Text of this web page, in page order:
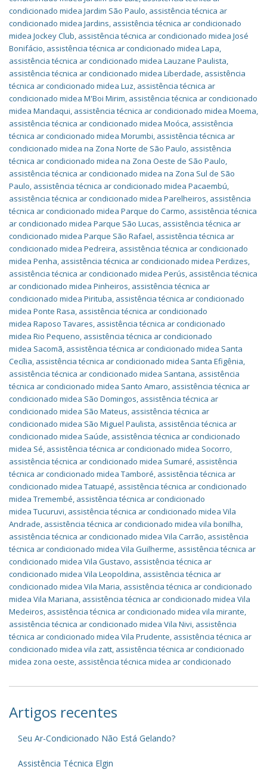
condicionado midea Jardim São Paulo, assistência técnica ar
condicionado midea Jardins, assistência técnica ar condicionado
midea Jockey Club, assistência técnica ar condicionado midea José
Bonifácio, assistência técnica ar condicionado midea Lapa,
assistência técnica ar condicionado midea Lauzane Paulista,
assistência técnica ar condicionado midea Liberdade, assistência
técnica ar condicionado midea Luz, assistência técnica ar
condicionado midea M'Boi Mirim, assistência técnica ar condicionado
midea Mandaqui, assistência técnica ar condicionado midea Moema,
assistência técnica ar condicionado midea Moóca, assistência
técnica ar condicionado midea Morumbi, assistência técnica ar
condicionado midea na Zona Norte de São Paulo, assistência
técnica ar condicionado midea na Zona Oeste de São Paulo,
assistência técnica ar condicionado midea na Zona Sul de São
Paulo, assistência técnica ar condicionado midea Pacaembú,
assistência técnica ar condicionado midea Parelheiros, assistência
técnica ar condicionado midea Parque do Carmo, assistência técnica
ar condicionado midea Parque São Lucas, assistência técnica ar
condicionado midea Parque São Rafael, assistência técnica ar
condicionado midea Pedreira, assistência técnica ar condicionado
midea Penha, assistência técnica ar condicionado midea Perdizes,
assistência técnica ar condicionado midea Perús, assistência técnica
ar condicionado midea Pinheiros, assistência técnica ar
condicionado midea Pirituba, assistência técnica ar condicionado
midea Ponte Rasa, assistência técnica ar condicionado
midea Raposo Tavares, assistência técnica ar condicionado
midea Rio Pequeno, assistência técnica ar condicionado
midea Sacomã, assistência técnica ar condicionado midea Santa
Cecília, assistência técnica ar condicionado midea Santa Efigênia,
assistência técnica ar condicionado midea Santana, assistência
técnica ar condicionado midea Santo Amaro, assistência técnica ar
condicionado midea São Domingos, assistência técnica ar
condicionado midea São Mateus, assistência técnica ar
condicionado midea São Miguel Paulista, assistência técnica ar
condicionado midea Saúde, assistência técnica ar condicionado
midea Sé, assistência técnica ar condicionado midea Socorro,
assistência técnica ar condicionado midea Sumaré, assistência
técnica ar condicionado midea Tamboré, assistência técnica ar
condicionado midea Tatuapé, assistência técnica ar condicionado
midea Tremembé, assistência técnica ar condicionado
midea Tucuruvi, assistência técnica ar condicionado midea Vila
Andrade, assistência técnica ar condicionado midea vila bonilha,
assistência técnica ar condicionado midea Vila Carrão, assistência
técnica ar condicionado midea Vila Guilherme, assistência técnica ar
condicionado midea Vila Gustavo, assistência técnica ar
condicionado midea Vila Leopoldina, assistência técnica ar
condicionado midea Vila Maria, assistência técnica ar condicionado
midea Vila Mariana, assistência técnica ar condicionado midea Vila
Medeiros, assistência técnica ar condicionado midea vila mirante,
assistência técnica ar condicionado midea Vila Nivi, assistência
técnica ar condicionado midea Vila Prudente, assistência técnica ar
condicionado midea vila zatt, assistência técnica ar condicionado
midea zona oeste, assistência técnica midea ar condicionado
Artigos recentes
Seu Ar-Condicionado Não Está Gelando?
Assistência Técnica Elgin